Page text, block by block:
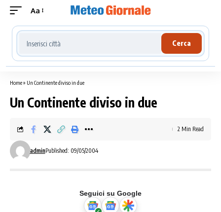
Aa
Cerca località meteo
Cerca
Home» Un Continente diviso in due
Un Continente diviso in due
adminPublished: 09/05/2004
2 Min Read
Seguici su Google